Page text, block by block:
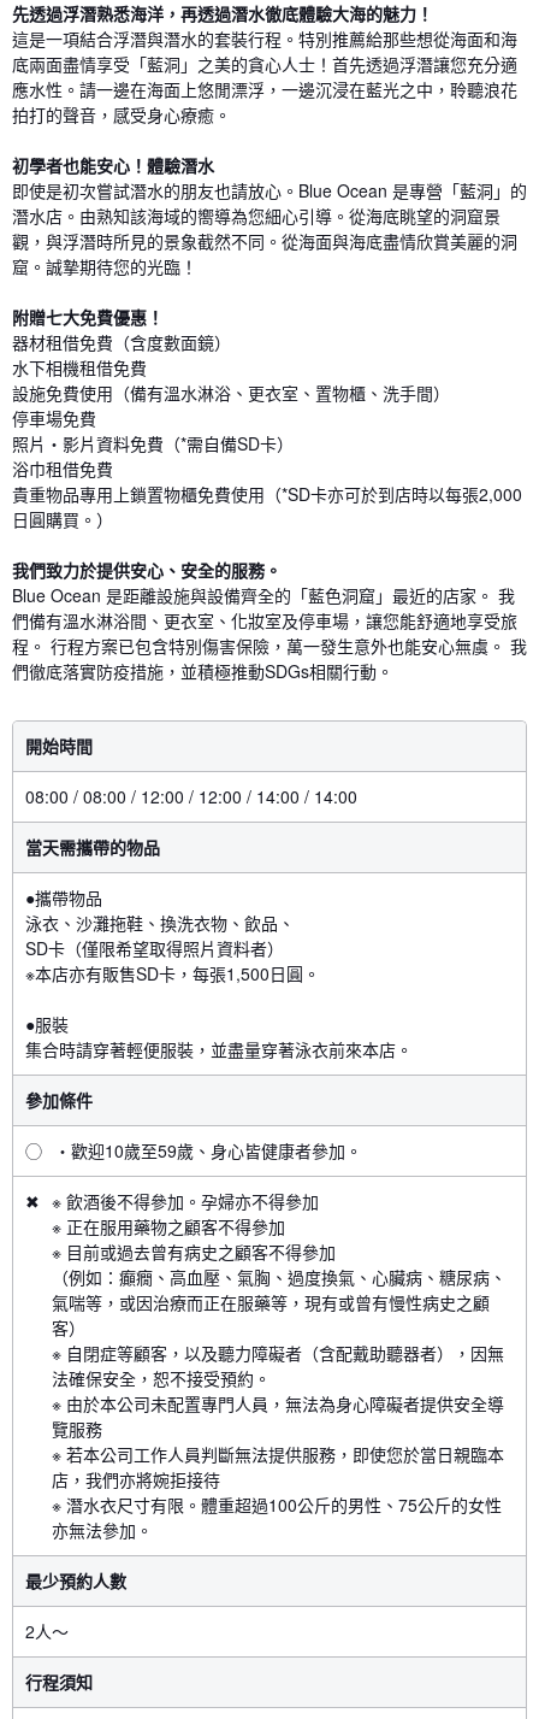
先透過浮潛熟悉海洋，再透過潛水徹底體驗大海的魅力！
這是一項結合浮潛與潛水的套裝行程。特別推薦給那些想從海面和海
底兩面盡情享受「藍洞」之美的貪心人士！首先透過浮潛讓您充分適
應水性。請一邊在海面上悠閒漂浮，一邊沉浸在藍光之中，聆聽浪花
拍打的聲音，感受身心療癒。
初學者也能安心！體驗潛水
即使是初次嘗試潛水的朋友也請放心。Blue Ocean 是專營「藍洞」的
潛水店。由熟知該海域的嚮導為您細心引導。從海底眺望的洞窟景
觀，與浮潛時所見的景象截然不同。從海面與海底盡情欣賞美麗的洞
窟。誠摯期待您的光臨！
附贈七大免費優惠！
器材租借免費（含度數面鏡）
水下相機租借免費
設施免費使用（備有溫水淋浴、更衣室、置物櫃、洗手間）
停車場免費
照片・影片資料免費（*需自備SD卡）
浴巾租借免費
貴重物品專用上鎖置物櫃免費使用（*SD卡亦可於到店時以每張2,000
日圓購買。）
我們致力於提供安心、安全的服務。
Blue Ocean 是距離設施與設備齊全的「藍色洞窟」最近的店家。 我
們備有溫水淋浴間、更衣室、化妝室及停車場，讓您能舒適地享受旅
程。 行程方案已包含特別傷害保險，萬一發生意外也能安心無虞。 我
們徹底落實防疫措施，並積極推動SDGs相關行動。
開始時間
08:00 / 08:00 / 12:00 / 12:00 / 14:00 / 14:00
當天需攜帶的物品
●攜帶物品
泳衣、沙灘拖鞋、換洗衣物、飲品、
SD卡（僅限希望取得照片資料者）
※本店亦有販售SD卡，每張1,500日圓。
●服裝
集合時請穿著輕便服裝，並盡量穿著泳衣前來本店。
參加條件
◯ ・歡迎10歲至59歲、身心皆健康者參加。
✖ ※ 飲酒後不得參加。孕婦亦不得參加
※ 正在服用藥物之顧客不得參加
※ 目前或過去曾有病史之顧客不得參加
（例如：癲癇、高血壓、氣胸、過度換氣、心臟病、糖尿病、
氣喘等，或因治療而正在服藥等，現有或曾有慢性病史之顧
客）
※ 自閉症等顧客，以及聽力障礙者（含配戴助聽器者），因無
法確保安全，恕不接受預約。
※ 由於本公司未配置專門人員，無法為身心障礙者提供安全導
覽服務
※ 若本公司工作人員判斷無法提供服務，即使您於當日親臨本
店，我們亦將婉拒接待
※ 潛水衣尺寸有限。體重超過100公斤的男性、75公斤的女性
亦無法參加。
最少預約人數
2人〜
行程須知